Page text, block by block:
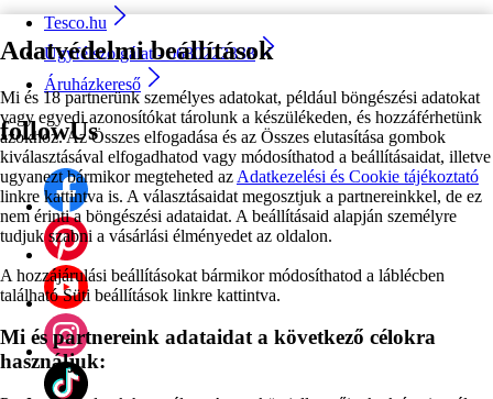
Adatvédelmi beállítások
Mi és 18 partnerünk személyes adatokat, például böngészési adatokat
vagy egyedi azonosítókat tárolunk a készülékeden, és hozzáférhetünk
azokhoz. Az Összes elfogadása és az Összes elutasítása gombok
kiválasztásával elfogadhatod vagy módosíthatod a beállításaidat, illetve
ugyanezt bármikor megteheted az Adatkezelési és Cookie tájékoztató
linkre kattintva is. A választásaidat megosztjuk a partnereinkkel, de ez
nem érinti a böngészési adataidat. A beállításaid alapján személyre
tudjuk szabni a vásárlási élményedet az oldalon.
A hozzájárulási beállításokat bármikor módosíthatod a láblécben
található Süti beállítások linkre kattintva.
Mi és partnereink adataidat a következő célokra
használjuk:
Tesco.hu
Ügyfélszolgálat - 0680222333
Áruházkereső
followUs